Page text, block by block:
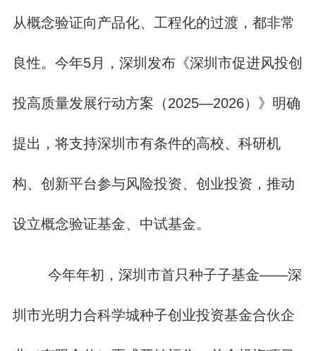
从概念验证向产品化、工程化的过渡，都非常
良性。今年5月，深圳发布《深圳市促进风投创
投高质量发展行动方案（2025—2026）》明确
提出，将支持深圳市有条件的高校、科研机
构、创新平台参与风险投资、创业投资，推动
设立概念验证基金、中试基金。
今年年初，深圳市首只种子子基金——深
圳市光明力合科学城种子创业投资基金合伙企